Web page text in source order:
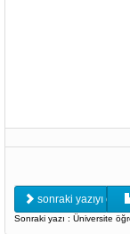
sonraki yazıyı oku
Sonraki yazı : Üniversite